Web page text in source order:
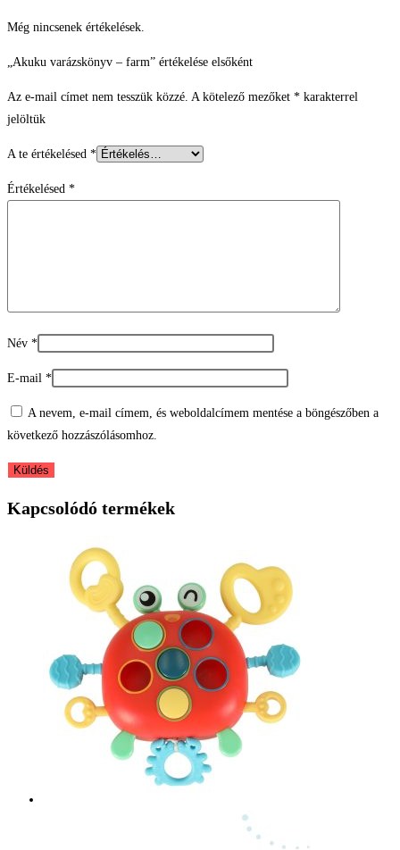
Még nincsenek értékelések.
„Akuku varázskönyv – farm” értékelése elsőként
Az e-mail címet nem tesszük közzé. A kötelező mezőket * karakterrel
jelöltük
A te értékelésed *
Értékelésed *
Név *
E-mail *
A nevem, e-mail címem, és weboldalcímem mentése a böngészőben a
következő hozzászólásomhoz.
Kapcsolódó termékek